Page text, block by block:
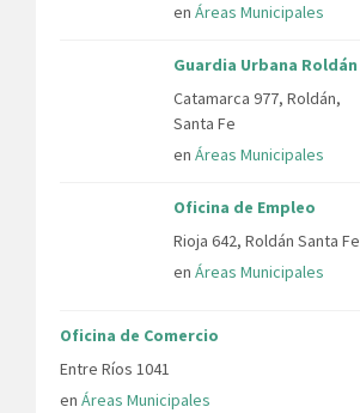
en Áreas Municipales
Guardia Urbana Roldán
Catamarca 977, Roldán,
Santa Fe
en Áreas Municipales
Oficina de Empleo
Rioja 642, Roldán Santa Fe
en Áreas Municipales
Oficina de Comercio
Entre Ríos 1041
en Áreas Municipales